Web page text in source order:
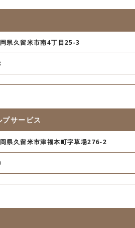
県久留米市南4丁目25-3
サービス
県久留米市津福本町字草場276-2